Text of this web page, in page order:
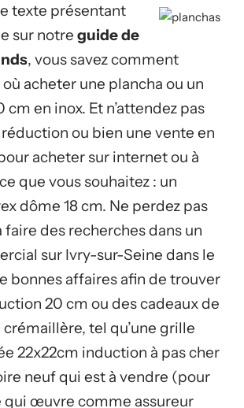
texte présentant
sur notre guide de
, vous savez comment
acheter une plancha ou un
en inox. Et n’attendez pas
ou bien une vente en
acheter sur internet ou à
que vous souhaitez : un
dôme 18 cm. Ne perdez pas
des recherches dans un
sur Ivry-sur-Seine dans le
bonnes affaires afin de trouver
20 cm ou des cadeaux de
tel qu’une grille
22x22cm induction à pas cher
neuf qui est à vendre (pour
qui œuvre comme assureur